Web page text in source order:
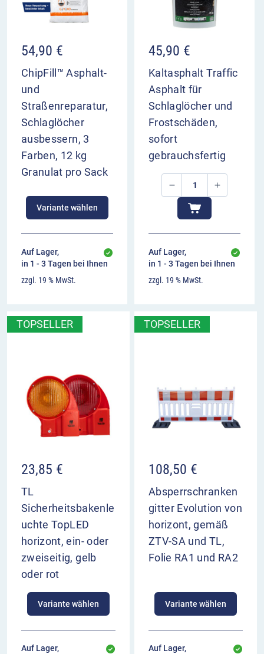
54,90 €
ChipFill™ Asphalt-
und
Straßenreparatur,
Schlaglöcher
ausbessern, 3
Farben, 12 kg
Granulat pro Sack
Variante wählen
Auf Lager,
in 1 - 3 Tagen bei Ihnen
zzgl. 19 % MwSt.
45,90 €
Kaltasphalt Traffic
Asphalt für
Schlaglöcher und
Frostschäden,
sofort
gebrauchsfertig
Auf Lager,
in 1 - 3 Tagen bei Ihnen
zzgl. 19 % MwSt.
TOPSELLER
23,85 €
TL
Sicherheitsbakenle
uchte TopLED
horizont, ein- oder
zweiseitig, gelb
oder rot
Variante wählen
Auf Lager,
TOPSELLER
108,50 €
Absperrschranken
gitter Evolution von
horizont, gemäß
ZTV-SA und TL,
Folie RA1 und RA2
Variante wählen
Auf Lager,